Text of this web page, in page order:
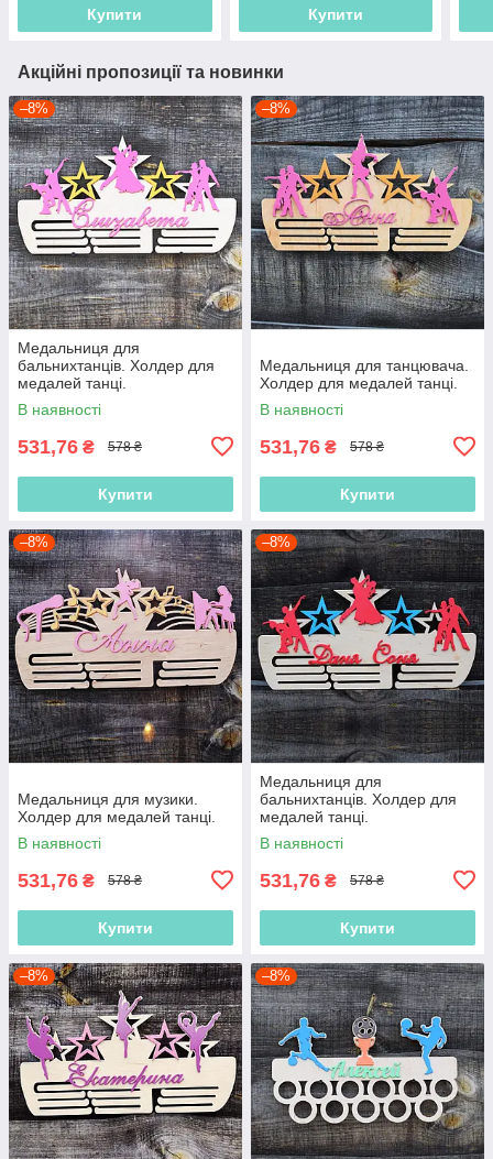
Купити Купити
Акційні пропозиції та новинки
–8%
Медальниця для
бальнихтанців. Холдер для
медалей танці.
В наявності
531,76 ₴ 578 ₴
Купити
–8%
Медальниця для танцювача.
Холдер для медалей танці.
В наявності
531,76 ₴ 578 ₴
Купити
–8%
Медальниця для музики.
Холдер для медалей танці.
В наявності
531,76 ₴ 578 ₴
Купити
–8%
Медальниця для
бальнихтанців. Холдер для
медалей танці.
В наявності
531,76 ₴ 578 ₴
Купити
–8% –8%